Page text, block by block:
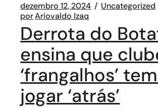
dezembro 12, 2024
Uncategorized
porAriovaldo Izaq
Derrota do
ensina que
‘frangalhos’
jogar ‘atrás’